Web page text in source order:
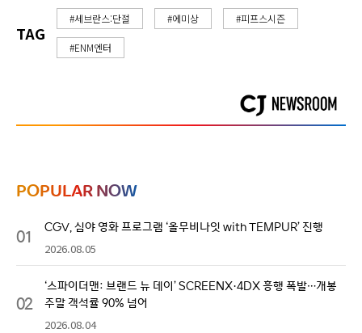
TAG
#세브란스:단절 #에미상 #피프스시즌
#ENM엔터
POPULAR NOW
01 CGV, 심야 영화 프로그램 ‘올무비나잇 with TEMPUR’ 진행
2026.08.05
02
‘스파이더맨: 브랜드 뉴 데이’ SCREENX·4DX 흥행 폭발…개봉
주말 객석률 90% 넘어
2026.08.04